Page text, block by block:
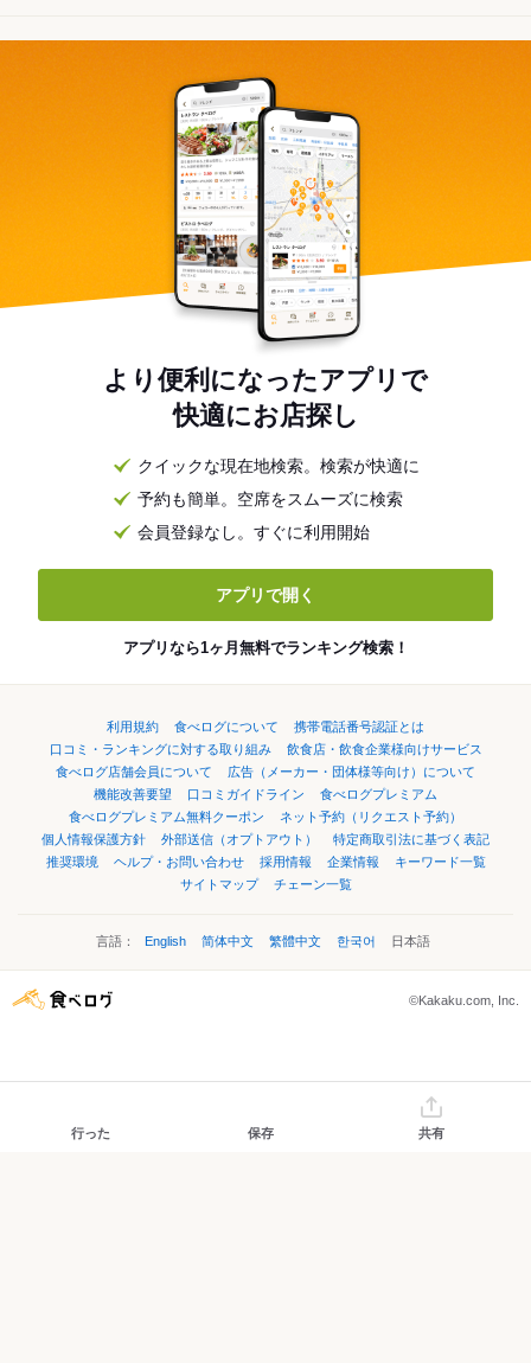
より便利になったアプリで
快適にお店探し
クイックな現在地検索。検索が快適に
予約も簡単。空席をスムーズに検索
会員登録なし。すぐに利用開始
アプリで開く
アプリなら1ヶ月無料でランキング検索！
利用規約 食べログについて
携帯電話番号認証とは
口コミ・ランキングに対する取り組み
飲食店・飲食企業様向けサービス
食べログ店舗会員について
広告（メーカー・団体様等向け）について
機能改善要望
口コミガイドライン
食べログプレミアム
食べログプレミアム無料クーポン
ネット予約（リクエスト予約）
個人情報保護方針
外部送信（オプトアウト）
特定商取引法に基づく表記
推奨環境
ヘルプ・お問い合わせ 採用情報 企業情報
キーワード一覧
サイトマップ
チェーン一覧
言語： English 简体中文 繁體中文 한국어 日本語
©Kakaku.com, Inc.
行った 保存 共有